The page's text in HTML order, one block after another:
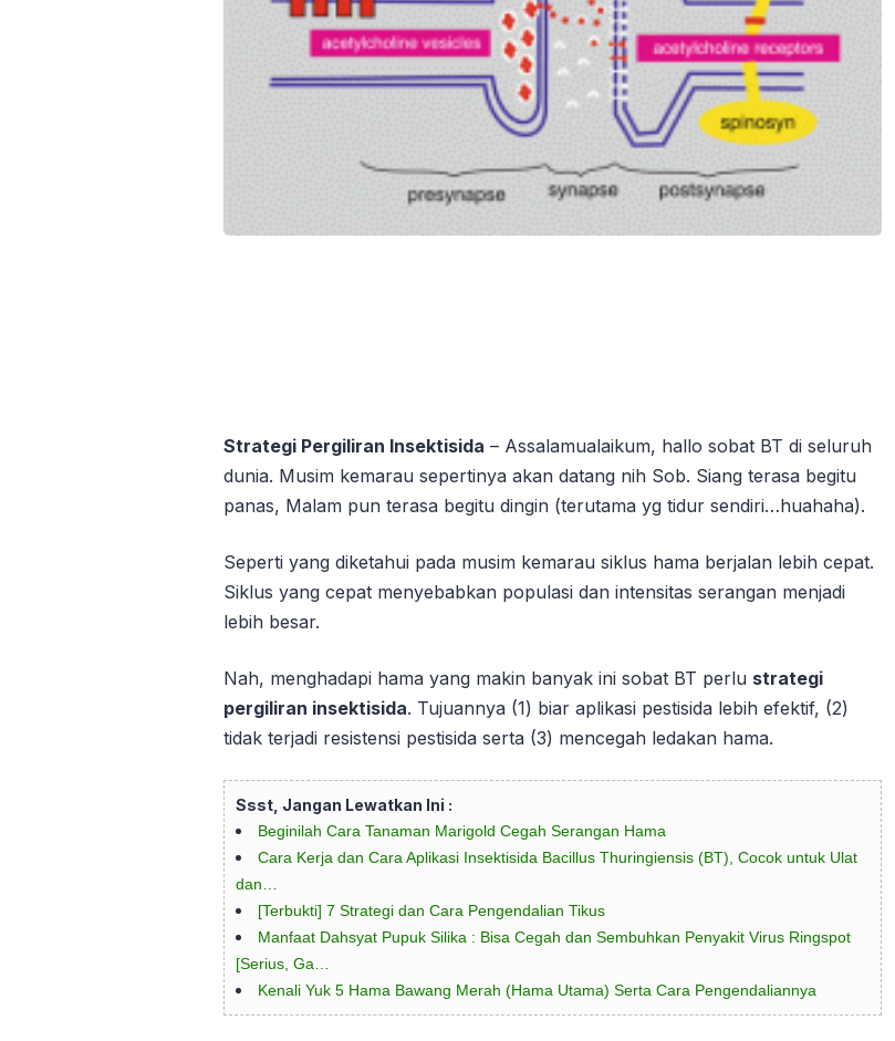
Strategi Pergiliran Insektisida – Assalamualaikum, hallo sobat BT di seluruh
dunia. Musim kemarau sepertinya akan datang nih Sob. Siang terasa begitu
panas, Malam pun terasa begitu dingin (terutama yg tidur sendiri…huahaha).
Seperti yang diketahui pada musim kemarau siklus hama berjalan lebih cepat.
Siklus yang cepat menyebabkan populasi dan intensitas serangan menjadi
lebih besar.
Nah, menghadapi hama yang makin banyak ini sobat BT perlu strategi
pergiliran insektisida. Tujuannya (1) biar aplikasi pestisida lebih efektif, (2)
tidak terjadi resistensi pestisida serta (3) mencegah ledakan hama.
Ssst, Jangan Lewatkan Ini :
Beginilah Cara Tanaman Marigold Cegah Serangan Hama
Cara Kerja dan Cara Aplikasi Insektisida Bacillus Thuringiensis (BT), Cocok untuk Ulat
dan…
[Terbukti] 7 Strategi dan Cara Pengendalian Tikus
Manfaat Dahsyat Pupuk Silika : Bisa Cegah dan Sembuhkan Penyakit Virus Ringspot
[Serius, Ga…
Kenali Yuk 5 Hama Bawang Merah (Hama Utama) Serta Cara Pengendaliannya